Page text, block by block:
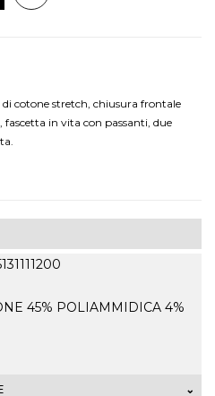
cotone stretch, chiusura frontale
in vita con passanti, due
45% POLIAMMIDICA 4%